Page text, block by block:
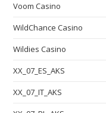
Voom Casino
WildChance Casino
Wildies Casino
XX_07_ES_AKS
XX_07_IT_AKS